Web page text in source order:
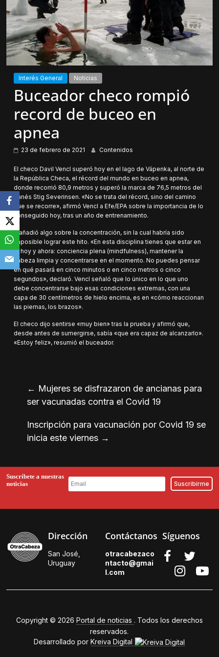
Interés General Noticias
Buceador checo rompió
record de buceo en
apnea
23 de febrero de 2021 Contenidos
El checo Davil Vencl superó hoy en el lago de Vápenka, al norte de
la República Checa, el récord del mundo en buceo en apnea,
donde recorrió 80,9 metros y superó la marca de 76,5 metros del
danés Stig Severinsen. «No se trata del récord, sino del camino
que se recorre», afirmó Vencl a Efe/EPA sobre la importancia de lo
conseguido hoy, tras un año de entrenamiento.
Y añadió algo sobre la concentración, sin la cual habría sido
imposible lograr este hito. «En esta disciplina tienes que estar en
el hoy y ahora: conciencia plena (mindfulness), mantener la
cabeza limpia y concentrarse en el momento. No puedes pensar
en qué pasará en cinco minutos o en cinco metros o cinco
segundos», declaró. Vencl señaló que lo único en lo que uno
debe concentrarse bajo esas condiciones extremas, con una
capa de 30 centímetros de hielo encima, es en «cómo reaccionan
las piernas, los brazos».
El checo dijo sentirse «muy bien» tras la prueba y afirmó que,
desde antes de sumergirse, sabía «que era capaz de alcanzarlo».
«Estoy feliz», resumió el buceador.
← Mujeres se disfrazaron de ancianas para
ser vacunadas contra el Covid 19
Inscripción para vacunación por Covid 19 se
inicia este viernes →
Suscríbete a nuestras
noticias
Dirección
San José,
Uruguay
Contáctanos
otracabezaco
ntacto@gmai
l.com
Síguenos
Copyright © 2026 Portal de noticias . Todos los derechos
reservados.
Desarrollado porKreiva Digital